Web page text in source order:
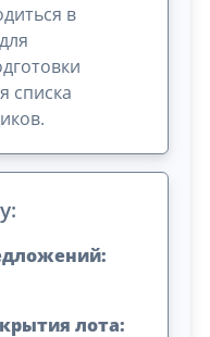
в
списка
лота: